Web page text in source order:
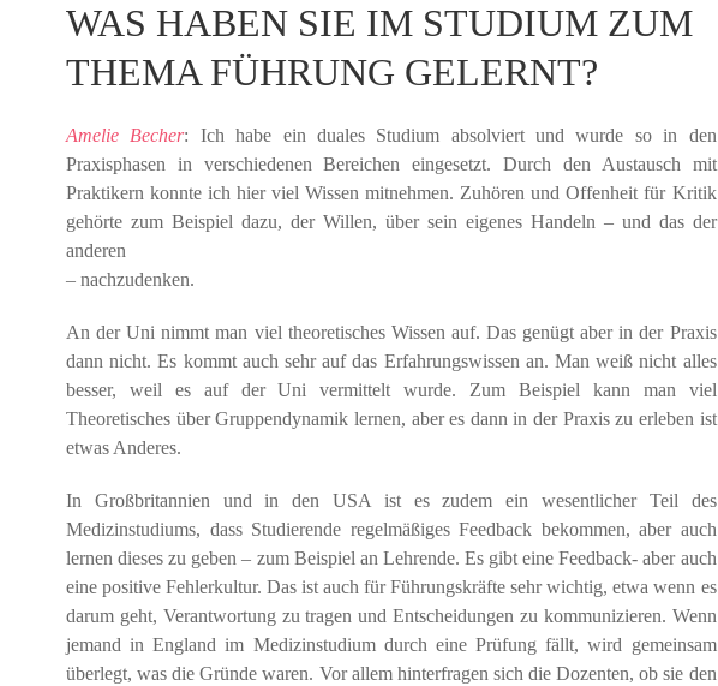
WAS HABEN SIE IM STUDIUM ZUM
THEMA FÜHRUNG GELERNT?
Amelie Becher: Ich habe ein duales Studium absolviert und wurde so in den
Praxisphasen in verschiedenen Bereichen eingesetzt. Durch den Austausch mit
Praktikern konnte ich hier viel Wissen mitnehmen. Zuhören und Offenheit für Kritik
gehörte zum Beispiel dazu, der Willen, über sein eigenes Handeln – und das der
anderen
– nachzudenken.
An der Uni nimmt man viel theoretisches Wissen auf. Das genügt aber in der Praxis
dann nicht. Es kommt auch sehr auf das Erfahrungs­wissen an. Man weiß nicht alles
besser, weil es auf der Uni vermittelt wurde. Zum Beispiel kann man viel
Theoretisches über Gruppendynamik lernen, aber es dann in der Praxis zu erleben ist
etwas Anderes.
In Großbritannien und in den USA ist es zudem ein wesentlicher Teil des
Medizinstudiums, dass Studierende regelmäßiges Feedback bekommen, aber auch
lernen dieses zu geben – zum Beispiel an Lehrende. Es gibt eine Feedback- aber auch
eine positive Fehlerkultur. Das ist auch für Führungskräfte sehr wichtig, etwa wenn es
darum geht, Verantwortung zu tragen und Entscheidungen zu kommunizieren. Wenn
jemand in England im Medizinstudium durch eine Prüfung fällt, wird gemeinsam
überlegt, was die Gründe waren. Vor allem hinterfragen sich die Dozenten, ob sie den